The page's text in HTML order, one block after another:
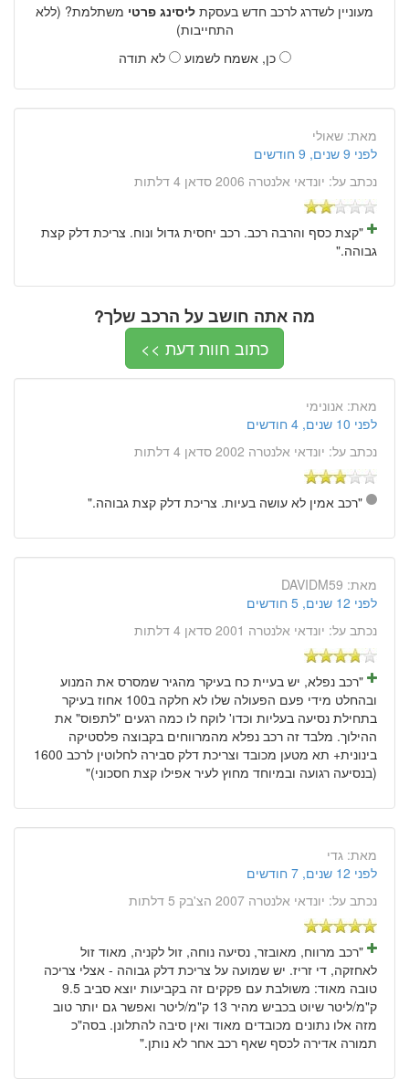
מעוניין לשדרג לרכב חדש בעסקת ליסינג פרטי משתלמת? (ללא
התחייבות)
כן, אשמח לשמוע
לא תודה
מאת: שאולי
לפני 9 שנים, 9 חודשים
נכתב על: יונדאי אלנטרה 2006 סדאן 4 דלתות
"קצת כסף והרבה רכב. רכב יחסית גדול ונוח. צריכת דלק קצת
גבוהה."
מה אתה חושב על הרכב שלך?
כתוב חוות דעת >>
מאת: אנונימי
לפני 10 שנים, 4 חודשים
נכתב על: יונדאי אלנטרה 2002 סדאן 4 דלתות
"רכב אמין לא עושה בעיות. צריכת דלק קצת גבוהה."
מאת: DAVIDM59
לפני 12 שנים, 5 חודשים
נכתב על: יונדאי אלנטרה 2001 סדאן 4 דלתות
"רכב נפלא, יש בעיית כח בעיקר מהגיר שמסרס את המנוע
ובהחלט מידי פעם הפעולה שלו לא חלקה ב100 אחוז בעיקר
בתחילת נסיעה בעליות וכדו' לוקח לו כמה רגעים "לתפוס" את
ההילוך. מלבד זה רכב נפלא מהמרווחים בקבוצה פלסטיקה
בינונית+ תא מטען מכובד וצריכת דלק סבירה לחלוטין לרכב 1600
(בנסיעה רגועה ובמיוחד מחוץ לעיר אפילו קצת חסכוני)"
מאת: גדי
לפני 12 שנים, 7 חודשים
נכתב על: יונדאי אלנטרה 2007 הצ'בק 5 דלתות
"רכב מרווח, מאובזר, נסיעה נוחה, זול לקניה, מאוד זול
לאחזקה, די זריז. יש שמועה על צריכת דלק גבוהה - אצלי צריכה
טובה מאוד: משולבת עם פקקים זה בקביעות יוצא סביב 9.5
ק"מ/ליטר שיוט בכביש מהיר 13 ק"מ/ליטר ואפשר גם יותר טוב
מזה אלו נתונים מכובדים מאוד ואין סיבה להתלונן. בסה"כ
תמורה אדירה לכסף שאף רכב אחר לא נותן."